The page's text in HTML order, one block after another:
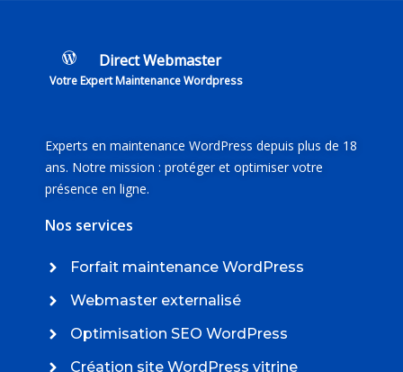
Direct Webmaster
Votre Expert Maintenance Wordpress
Experts en maintenance WordPress depuis plus de 18
ans. Notre mission : protéger et optimiser votre
présence en ligne.
Nos services
Forfait maintenance WordPress
Webmaster externalisé
Optimisation SEO WordPress
Création site WordPress vitrine